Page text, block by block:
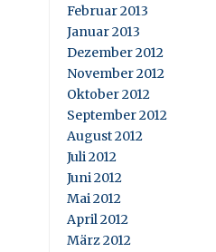
Februar 2013
Januar 2013
Dezember 2012
November 2012
Oktober 2012
September 2012
August 2012
Juli 2012
Juni 2012
Mai 2012
April 2012
März 2012